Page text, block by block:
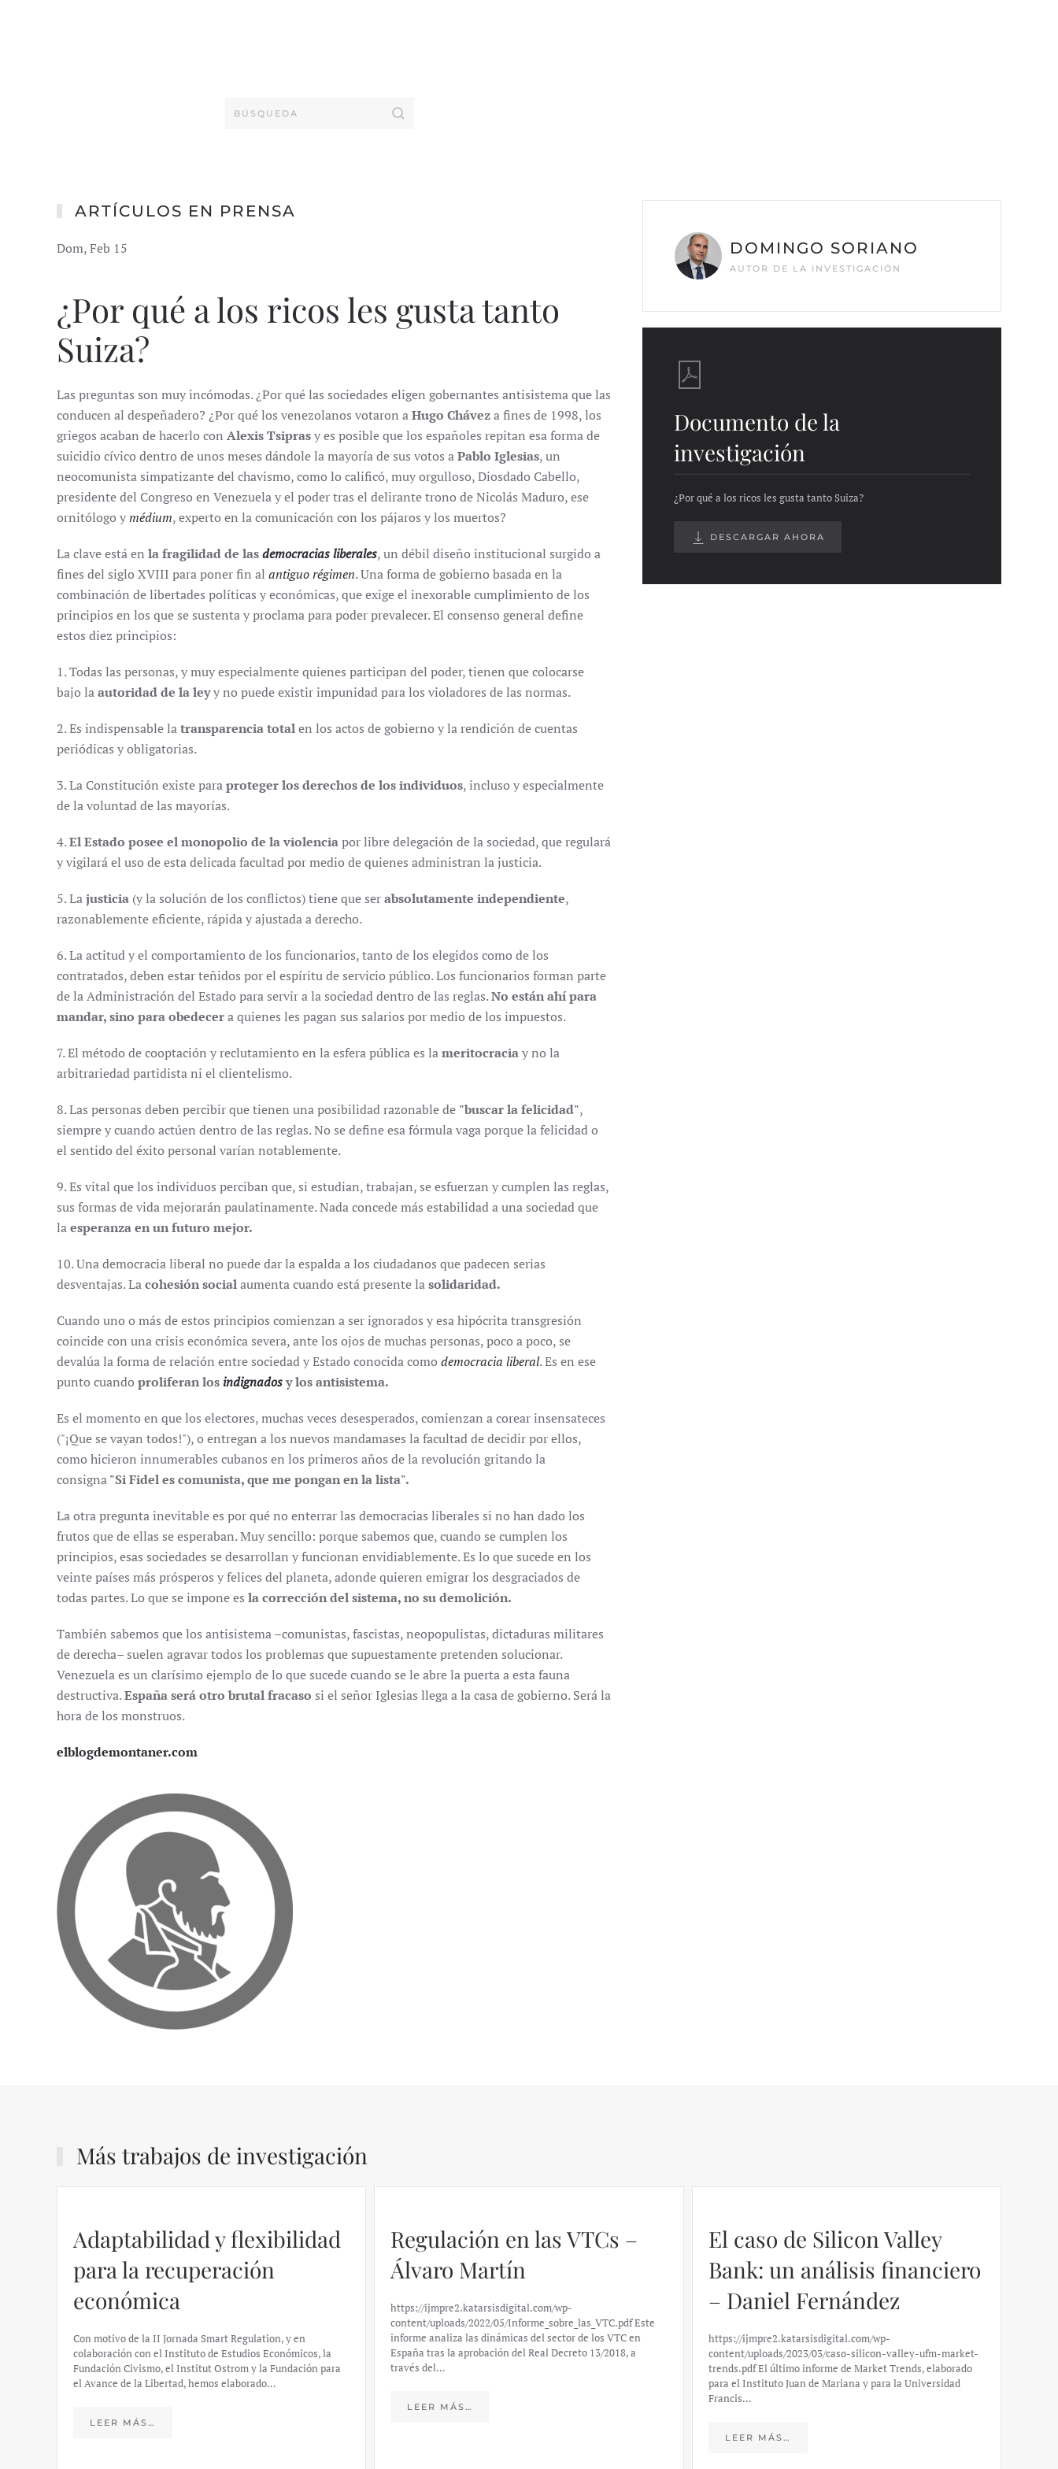
ARTÍCULOS EN PRENSA
Dom, Feb 15
¿Por qué a los ricos les gusta tanto
Suiza?
Las preguntas son muy incómodas. ¿Por qué las sociedades eligen gobernantes antisistema que las
conducen al despeñadero? ¿Por qué los venezolanos votaron aHugo Cháveza fines de 1998, los
griegos acaban de hacerlo con Alexis Tsiprasy es posible que los españoles repitan esa forma de
suicidio cívico dentro de unos meses dándole la mayoría de sus votos aPablo Iglesias, un
neocomunista simpatizante del chavismo, como lo calificó, muy orgulloso, Diosdado Cabello,
presidente del Congreso en Venezuela y el poder tras el delirante trono de Nicolás Maduro, ese
ornitólogo ymédium, experto en la comunicación con los pájaros y los muertos?
La clave está en la fragilidad de lasdemocraciasliberales, un débil diseño institucional surgido a
fines del siglo XVIII para poner fin al antiguo régimen. Una forma de gobierno basada en la
combinación de libertades políticas y económicas, que exige el inexorable cumplimiento de los
principios en los que se sustenta y proclama para poder prevalecer. El consenso general define
estos diez principios:
1. Todas las personas, y muy especialmente quienes participan del poder, tienen que colocarse
bajo laautoridad de la leyy no puede existir impunidad para los violadores de las normas.
2. Es indispensable latransparencia totalen los actos de gobierno y la rendición de cuentas
periódicas y obligatorias.
3. La Constitución existe paraproteger los derechos de los individuos, incluso y especialmente
de la voluntad de las mayorías.
4.El Estado posee el monopolio de la violenciapor libre delegación de la sociedad, que regulará
y vigilará el uso de esta delicada facultad por medio de quienes administran la justicia.
5. Lajusticia (y la solución de los conflictos) tiene que serabsolutamente independiente,
razonablemente eficiente, rápida y ajustada a derecho.
6. La actitud y el comportamiento de los funcionarios, tanto de los elegidos como de los
contratados, deben estar teñidos por el espíritu de servicio público. Los funcionarios forman parte
de la Administración del Estado para servir a la sociedad dentro de las reglas.No están ahí para
mandar, sino para obedecera quienes les pagan sus salarios por medio de los impuestos.
7. El método de cooptación y reclutamiento en la esfera pública es lameritocraciay no la
arbitrariedad partidista ni el clientelismo.
8. Las personas deben percibir que tienen una posibilidad razonable de "buscar la felicidad",
siempre y cuando actúen dentro de las reglas. No se define esa fórmula vaga porque la felicidad o
el sentido del éxito personal varían notablemente.
9. Es vital que los individuos perciban que, si estudian, trabajan, se esfuerzan y cumplen las reglas,
sus formas de vida mejorarán paulatinamente. Nada concede más estabilidad a una sociedad que
laesperanza en un futuro mejor.
10. Una democracia liberal no puede dar la espalda a los ciudadanos que padecen serias
desventajas. Lacohesión socialaumenta cuando está presente lasolidaridad.
Cuando uno o más de estos principios comienzan a ser ignorados y esa hipócrita transgresión
coincide con una crisis económica severa, ante los ojos de muchas personas, poco a poco, se
devalúa la forma de relación entre sociedad y Estado conocida como democracia liberal. Es en ese
punto cuando proliferan los indignadosy los antisistema.
Es el momento en que los electores, muchas veces desesperados, comienzan a corear insensateces
("¡Que se vayan todos!"), o entregan a los nuevos mandamases la facultad de decidir por ellos,
como hicieron innumerables cubanos en los primeros años de la revolución gritando la
consigna"Si Fidel es comunista, que me pongan en la lista".
La otra pregunta inevitable es por qué no enterrar las democracias liberales si no han dado los
frutos que de ellas se esperaban. Muy sencillo: porque sabemos que, cuando se cumplen los
principios, esas sociedades se desarrollan y funcionan envidiablemente. Es lo que sucede en los
veinte países más prósperos y felices del planeta, adonde quieren emigrar los desgraciados de
todas partes. Lo que se impone es la corrección del sistema, no su demolición.
También sabemos que los antisistema –comunistas, fascistas, neopopulistas, dictaduras militares
de derecha– suelen agravar todos los problemas que supuestamente pretenden solucionar.
Venezuela es un clarísimo ejemplo de lo que sucede cuando se le abre la puerta a esta fauna
destructiva.España será otro brutal fracaso si el señor Iglesias llega a la casa de gobierno. Será la
hora de los monstruos.
elblogdemontaner.com
DOMINGO SORIANO
AUTOR DE LA INVESTIGACIÓN
Documento de la
investigación
¿Por qué a los ricos les gusta tanto Suiza?
DESCARGAR AHORA
Más trabajos de investigación
Adaptabilidad y flexibilidad
para la recuperación
económica
Con motivo de la II Jornada Smart Regulation, y en
colaboración con el Instituto de Estudios Económicos, la
Fundación Civismo, el Institut Ostrom y la Fundación para
el Avance de la Libertad, hemos elaborado…
LEER MÁS…
Regulación en las VTCs –
Álvaro Martín
https://ijmpre2.katarsisdigital.com/wp-
content/uploads/2022/05/Informe_sobre_las_VTC.pdf Este
informe analiza las dinámicas del sector de los VTC en
España tras la aprobación del Real Decreto 13/2018, a
través del…
LEER MÁS…
El caso de Silicon Valley
Bank: un análisis financiero
– Daniel Fernández
https://ijmpre2.katarsisdigital.com/wp-
content/uploads/2023/03/caso-silicon-valley-ufm-market-
trends.pdf El último informe de Market Trends, elaborado
para el Instituto Juan de Mariana y para la Universidad
Francis…
LEER MÁS…